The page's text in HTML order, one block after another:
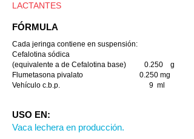
LACTANTES
FÓRMULA
Cada jeringa contiene en suspensión:
Cefalotina sódica
(equivalente a de Cefalotina base) 0.250 g
Flumetasona pivalato 0.250 mg
Vehículo c.b.p. 9 ml
USO EN:
Vaca lechera en producción.